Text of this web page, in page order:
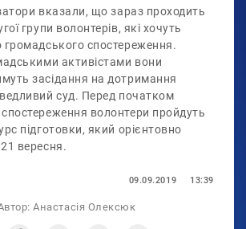
вказали, що зараз проходить
групи волонтерів, які хочуть
громадського спостереження.
активістами вони
засідання на дотримання
суд. Перед початком
волонтери пройдуть
підготовки, який орієнтовно
вересня.
09.09.2019 13:39
Анастасія Олексюк